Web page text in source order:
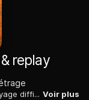
replay
Un explorateur de l'espace entreprend un voyage difficile pour accomplir sa mission : transporter une plante extraterrestre sur sa planète pour garantir sa préservation. Sur une planète lointaine, une fleur est recueillie par un explorateur spatial. Le voyage de retour l'emmènera à travers des paysages incroyables et des vestiges d'anciennes civilisations. Il devra relever des défis difficiles qui mettront sa vie en danger afin de mener à bien sa mission pour préserver une espèce fragile des confins de la galaxie. Voir plus